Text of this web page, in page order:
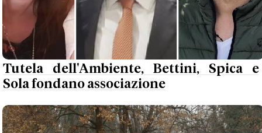
Tutela dell'Ambiente, Bettini, Spica e
Sola fondano associazione